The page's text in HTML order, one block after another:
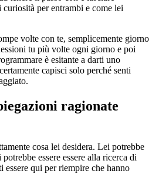
per entrambi e come lei
volte con te, semplicemente giorno
tu più volte ogni giorno e poi
è esitante a darti uno
capisci solo perché senti
ragionate
cosa lei desidera. Lei potrebbe
essere essere alla ricerca di
essere qui per riempire che hanno